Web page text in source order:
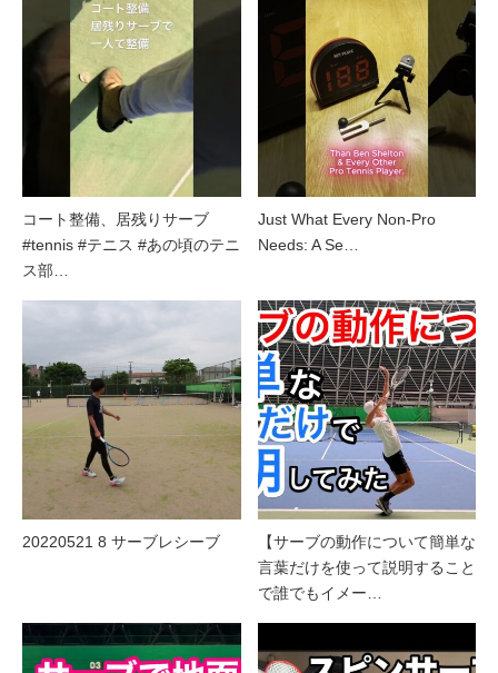
コート整備、居残りサーブ
#tennis #テニス #あの頃のテニ
ス部…
Just What Every Non-Pro
Needs: A Se…
20220521 8 サーブレシーブ
【サーブの動作について簡単な
言葉だけを使って説明すること
で誰でもイメー…